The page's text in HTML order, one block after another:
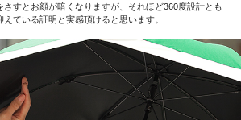
さすとお顔が暗くなりますが、それほど360度設計とも
ている証明と実感頂けると思います。